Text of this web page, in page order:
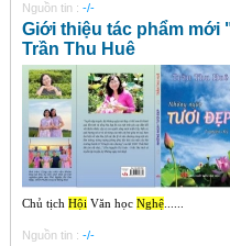
Nguồn tin : -/-
Giới thiệu tác phẩm
Trần Thu Huê
Chủ tịch HộiVăn học Nghệ......
Nguồn tin : -/-